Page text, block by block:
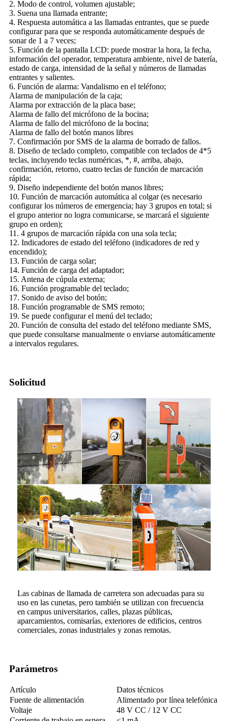
2. Modo de control, volumen ajustable;
3. Suena una llamada entrante;
4. Respuesta automática a las llamadas entrantes, que se puede
configurar para que se responda automáticamente después de
sonar de 1 a 7 veces;
5. Función de la pantalla LCD: puede mostrar la hora, la fecha,
información del operador, temperatura ambiente, nivel de batería,
estado de carga, intensidad de la señal y números de llamadas
entrantes y salientes.
6. Función de alarma: Vandalismo en el teléfono;
Alarma de manipulación de la caja;
Alarma por extracción de la placa base;
Alarma de fallo del micrófono de la bocina;
Alarma de fallo del micrófono de la bocina;
Alarma de fallo del botón manos libres
7. Confirmación por SMS de la alarma de borrado de fallos.
8. Diseño de teclado completo, compatible con teclados de 4*5
teclas, incluyendo teclas numéricas, *, #, arriba, abajo,
confirmación, retorno, cuatro teclas de función de marcación
rápida;
9. Diseño independiente del botón manos libres;
10. Función de marcación automática al colgar (es necesario
configurar los números de emergencia; hay 3 grupos en total; si
el grupo anterior no logra comunicarse, se marcará el siguiente
grupo en orden);
11. 4 grupos de marcación rápida con una sola tecla;
12. Indicadores de estado del teléfono (indicadores de red y
encendido);
13. Función de carga solar;
14. Función de carga del adaptador;
15. Antena de cúpula externa;
16. Función programable del teclado;
17. Sonido de aviso del botón;
18. Función programable de SMS remoto;
19. Se puede configurar el menú del teclado;
20. Función de consulta del estado del teléfono mediante SMS,
que puede consultarse manualmente o enviarse automáticamente
a intervalos regulares.
Solicitud
Las cabinas de llamada de carretera son adecuadas para su
uso en las cunetas, pero también se utilizan con frecuencia
en campus universitarios, calles, plazas públicas,
aparcamientos, comisarías, exteriores de edificios, centros
comerciales, zonas industriales y zonas remotas.
Parámetros
Artículo
Datos técnicos
Fuente de alimentación
Alimentado por línea telefónica
Voltaje
48 V CC / 12 V CC